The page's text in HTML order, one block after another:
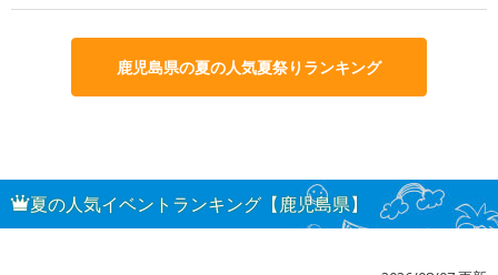
鹿児島県の夏の人気夏祭りランキング
夏の人気イベントランキング【鹿児島県】